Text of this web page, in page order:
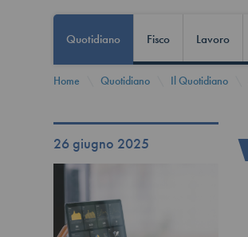
Quotidiano Fisco Lavoro
Home Quotidiano Il Quotidiano
26 giugno 2025